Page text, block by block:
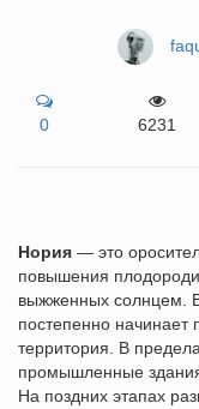
0 6231
Нория — это
повышения
выжженных солнцем.
постепенно начинает
территория. В
промышленные
На поздних этапах